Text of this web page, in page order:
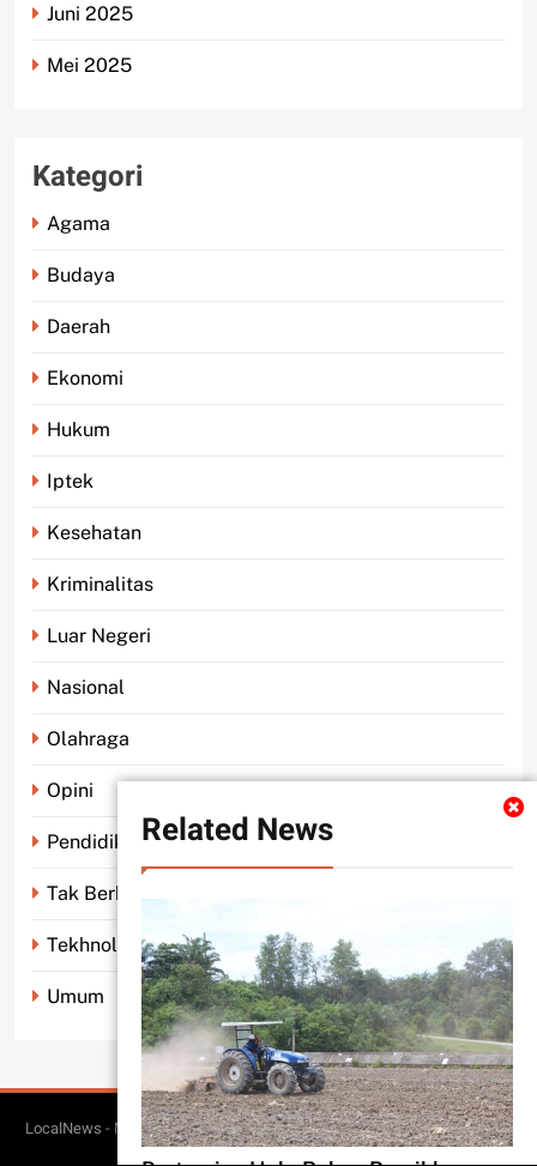
Related News
Juni 2025
Mei 2025
Kategori
Agama
Budaya
Daerah
Ekonomi
Hukum
Iptek
Kesehatan
Kriminalitas
Luar Negeri
Nasional
Olahraga
Opini
Pendidikan
Tak Berkategori
Tekhnologi
Umum
LocalNews - Modern WordPress Theme. All Rights Reserved 2026.. Free
Theme ByBlazeThemes.